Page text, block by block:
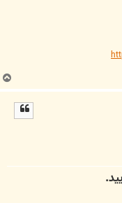
ب
ا